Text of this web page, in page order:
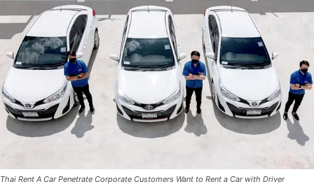
Thai Rent A Car Penetrate Corporate Customers Want to Rent a Car with Driver